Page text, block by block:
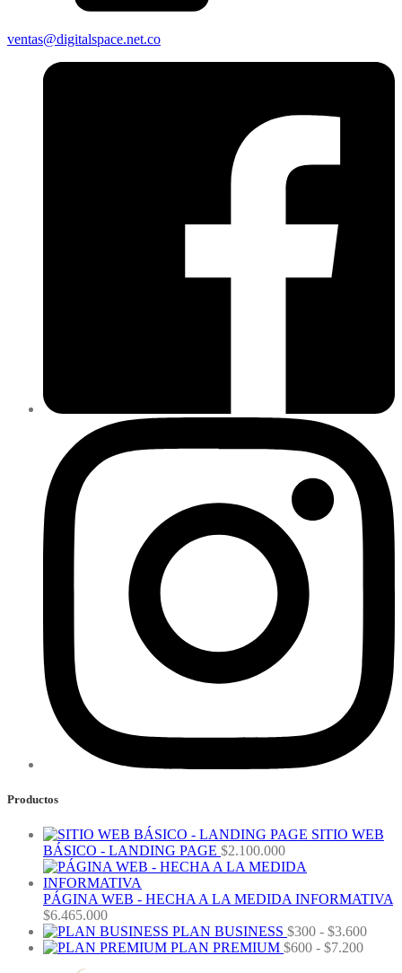
ventas@digitalspace.net.co
Productos
SITIO WEB
BÁSICO - LANDING PAGE $2.100.000
PÁGINA WEB - HECHA A LA MEDIDA INFORMATIVA
$6.465.000
PLAN BUSINESS $300 - $3.600
PLAN PREMIUM $600 - $7.200Rango